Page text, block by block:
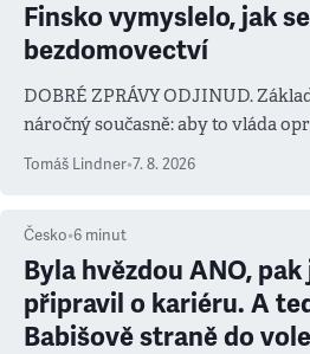
Finsko vymyslelo, jak
bezdomovectví
DOBRÉ ZPRÁVY ODJINUD.
náročný současně: aby to vláda
prioritu
Tomáš Lindner•7. 8. 2026
Česko•6 minut
Byla hvězdou ANO, pak
připravil o kariéru. A
Babišově straně do